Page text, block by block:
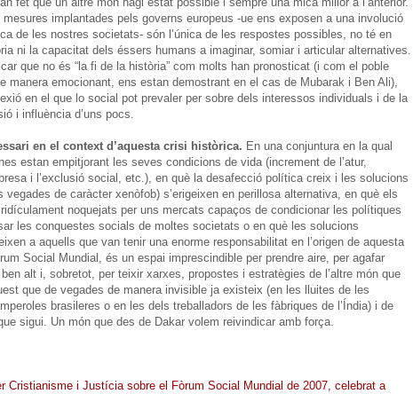
implantades pels governs europeus -ue ens exposen a una involució
de les nostres societats- són l’única de les respostes possibles, no té en
ni la capacitat dels éssers humans a imaginar, somiar i articular alternatives.
que no és “la fi de la història” com molts han pronosticat (i com el poble
manera emocionant, ens estan demostrant en el cas de Mubarak i Ben Ali),
en el que lo social pot prevaler per sobre dels interessos individuals i de la
i influència d’uns pocs.
en el context d’aquesta crisi històrica. En una conjuntura en la qual
estan empitjorant les seves condicions de vida (increment de l’atur,
i l’exclusió social, etc.), en què la desafecció política creix i les solucions
vegades de caràcter xenòfob) s’erigeixen en perillosa alternativa, en què els
noquejats per uns mercats capaços de condicionar les polítiques
les conquestes socials de moltes societats o en què les solucions
a aquells que van tenir una enorme responsabilitat en l’origen de aquesta
Social Mundial, és un espai imprescindible per prendre aire, per agafar
alt i, sobretot, per teixir xarxes, propostes i estratègies de l’altre món que
que de vegades de manera invisible ja existeix (en les lluites de les
brasileres o en les dels treballadors de les fàbriques de l’Índia) i de
sigui. Un món que des de Dakar volem reivindicar amb força.
Cristianisme i Justícia sobre el Fòrum Social Mundial de 2007, celebrat a